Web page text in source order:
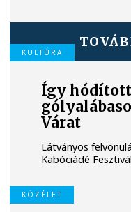
KULTÚRA
Így
Várat
Látványos
Kabóciádé
KÖZÉLET